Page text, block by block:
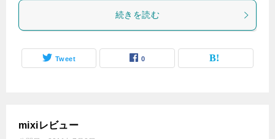
続きを読む
Tweet 0
mixiレビュー